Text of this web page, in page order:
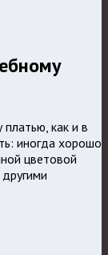
как и в
иногда хорошо
цветовой